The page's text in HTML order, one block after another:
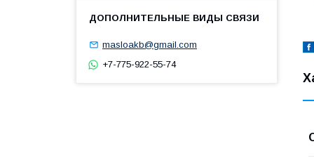
masloakb@gmail.com
+7-775-922-55-74